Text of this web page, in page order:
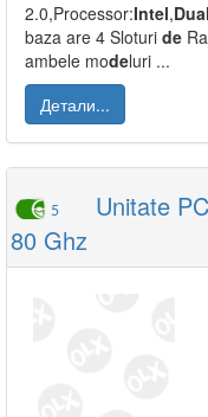
2.0,Processor:Intel,Dual
baza are 4 Sloturi de
ambele modeluri ...
Детали...
5
Unitate
80 Ghz